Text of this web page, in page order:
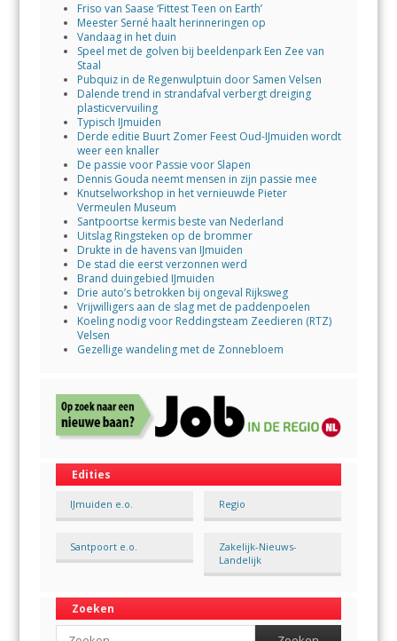
Friso van Saase ‘Fittest Teen on Earth’
Meester Serné haalt herinneringen op
Vandaag in het duin
Speel met de golven bij beeldenpark Een Zee van
Staal
Pubquiz in de Regenwulptuin door Samen Velsen
Dalende trend in strandafval verbergt dreiging
plasticvervuiling
Typisch IJmuiden
Derde editie Buurt Zomer Feest Oud-IJmuiden wordt
weer een knaller
De passie voor Passie voor Slapen
Dennis Gouda neemt mensen in zijn passie mee
Knutselworkshop in het vernieuwde Pieter
Vermeulen Museum
Santpoortse kermis beste van Nederland
Uitslag Ringsteken op de brommer
Drukte in de havens van IJmuiden
De stad die eerst verzonnen werd
Brand duingebied IJmuiden
Drie auto’s betrokken bij ongeval Rijksweg
Vrijwilligers aan de slag met de paddenpoelen
Koeling nodig voor Reddingsteam Zeedieren (RTZ)
Velsen
Gezellige wandeling met de Zonnebloem
Edities
IJmuiden e.o. Regio
Santpoort e.o.
Zakelijk-Nieuws-
Landelijk
Zoeken
Search